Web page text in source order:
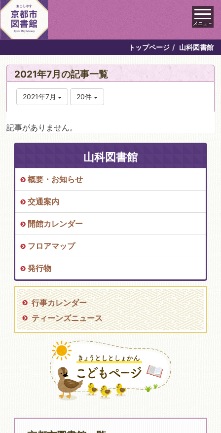
メニュ－
トップページ 山科図書館
2021年7月の記事一覧
2021年7月 20件
記事がありません。
山科図書館
概要・お知らせ
交通案内
開館カレンダー
フロアマップ
発行物
行事カレンダー
ティーンズニュース